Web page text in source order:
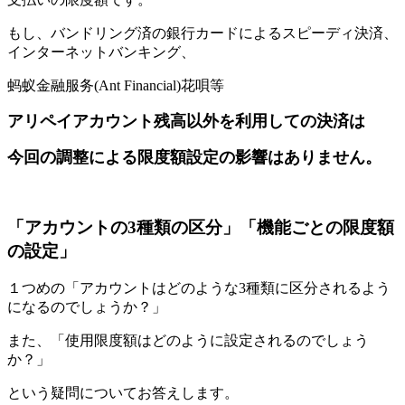
もし、バンドリング済の銀行カードによるスピーディ決済、
インターネットバンキング、
蚂蚁金融服务(Ant Financial)花唄等
アリペイアカウント残高以外を利用しての決済は
今回の調整による限度額設定の影響はありません。
「アカウントの3種類の区分」「機能ごとの限度額
の設定」
１つめの「アカウントはどのような3種類に区分されるよう
になるのでしょうか？」
また、
「使用限度額はどのように設定されるのでしょう
か？」
という疑問についてお答えします。